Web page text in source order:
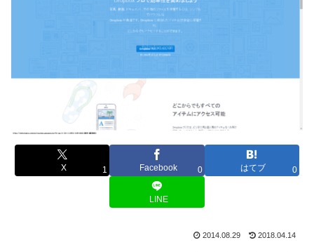
X 1 Facebook 0 はてブ 0
LINE
2014.08.29 2018.04.14